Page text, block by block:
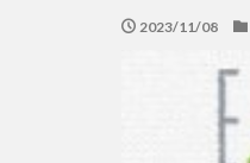
2023/11/08